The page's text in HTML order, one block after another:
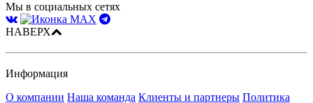
Мы в социальных сетях
НАВЕРХ
Информация
О компании Наша команда Клиенты и партнеры Политика